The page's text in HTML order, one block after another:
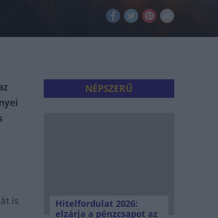
is
NÉPSZERŰ
Hitelfordulat 2026:
elzárja a pénzcsapot az